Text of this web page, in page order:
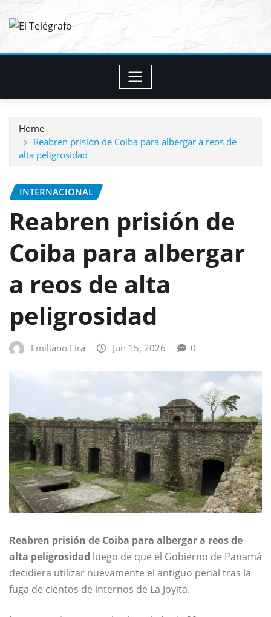
Home
Reabren prisión de Coiba para albergar a reos de
alta peligrosidad
INTERNACIONAL
Reabren prisión de
Coiba para albergar
a reos de alta
peligrosidad
Emiliano Lira Jun 15, 2026 0
Reabren prisión de Coiba para albergar a reos de
alta peligrosidad luego de que el Gobierno de Panamá
decidiera utilizar nuevamente el antiguo penal tras la
fuga de cientos de internos de La Joyita.